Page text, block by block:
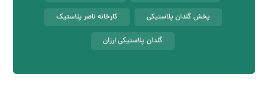
پخش گلدان پلاستیکی کارخانه ناصر پلاستیک
گلدان پلاستیکی ارزان